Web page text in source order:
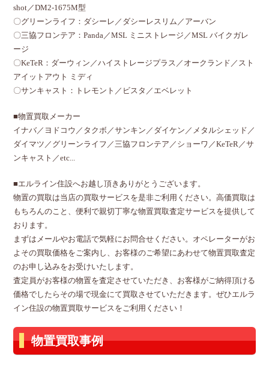
shot／DM2-1675M型
〇グリーンライフ：ダシーレ／ダシーレスリム／アーバン
〇三協フロンテア：Panda／MSL ミニストレージ／MSL バイクガレ
ージ
〇KeTeR：ダーウィン／ハイストレージプラス／オークランド／スト
アイットアウト ミディ
〇サンキャスト：トレモント／ビスタ／エベレット
■物置買取メーカー
イナバ／ヨドコウ／タクボ／サンキン／ダイケン／メタルシェッド／
ダイマツ／グリーンライフ／三協フロンテア／ショーワ／KeTeR／サ
ンキャスト／etc...
■エルライン住設へお越し頂きありがとうございます。
物置の買取は当店の買取サービスを是非ご利用ください。高価買取は
もちろんのこと、便利で親切丁寧な物置買取査定サービスを提供して
おります。
まずはメールやお電話で気軽にお問合せください。オペレーターがお
よその買取価格をご案内し、お客様のご希望にあわせて物置買取査定
のお申し込みをお受けいたします。
査定員がお客様の物置を査定させていただき、お客様がご納得頂ける
価格でしたらその場で現金にて買取させていただきます。ぜひエルラ
イン住設の物置買取サービスをご利用ください！
物置買取事例